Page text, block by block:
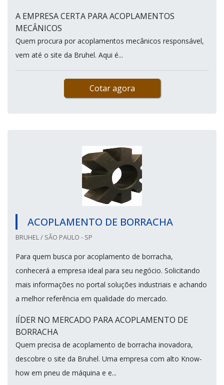
A EMPRESA CERTA PARA ACOPLAMENTOS
MECÂNICOS
Quem procura por acoplamentos mecânicos responsável,
vem até o site da Bruhel. Aqui é...
Cotar agora
ACOPLAMENTO DE BORRACHA
BRUHEL / SÃO PAULO - SP
Para quem busca por acoplamento de borracha,
conhecerá a empresa ideal para seu negócio. Solicitando
mais informações no portal soluções industriais e achando
a melhor referência em qualidade do mercado.
lÍDER NO MERCADO PARA ACOPLAMENTO DE
BORRACHA
Quem precisa de acoplamento de borracha inovadora,
descobre o site da Bruhel. Uma empresa com alto Know-
how em pneu de máquina e e...